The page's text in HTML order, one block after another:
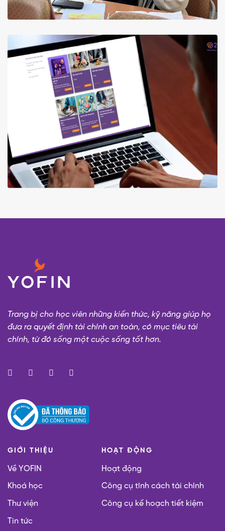
Trang bị cho học viên những kiến thức, kỹ năng giúp họ
đưa ra quyết định tài chính an toàn, có mục tiêu tài
chính, từ đó sống một cuộc sống tốt hơn.​
GIỚI THIỆU
Về YOFIN
Khoá học
Thư viện
Tin tức
HOẠT ĐỘNG
Hoạt động
Công cụ tính cách tài chính
Công cụ kế hoạch tiết kiệm